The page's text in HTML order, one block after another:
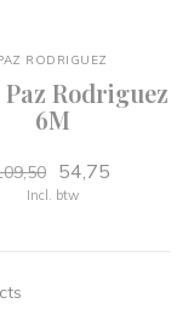
RODRIGUEZ
Rodriguez
6M
54,75
Incl. btw